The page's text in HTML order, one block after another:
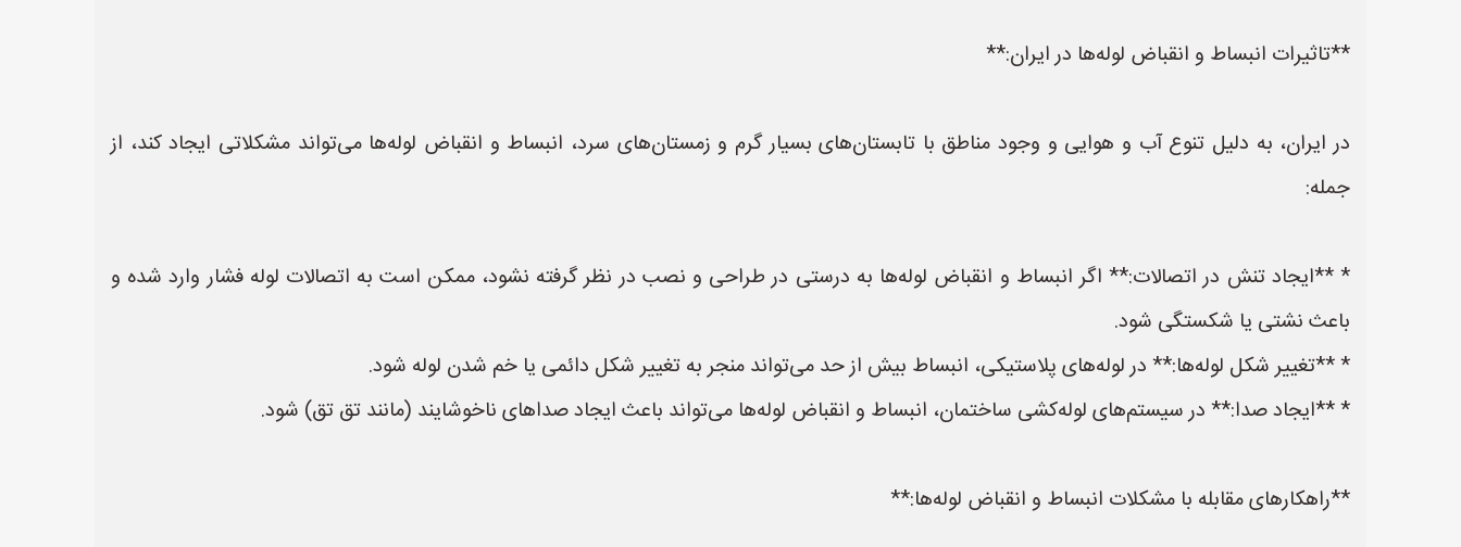
**تاثیرات انبساط و انقباض لوله‌ها در ایران:**
در ایران، به دلیل تنوع آب و هوایی و وجود مناطق با تابستان‌های بسیار گرم و زمستان‌های سرد، انبساط و انقباض لوله‌ها می‌تواند مشکلاتی ایجاد کند، از
جمله:
* **ایجاد تنش در اتصالات:** اگر انبساط و انقباض لوله‌ها به درستی در طراحی و نصب در نظر گرفته نشود، ممکن است به اتصالات لوله فشار وارد شده و
باعث نشتی یا شکستگی شود.
* **تغییر شکل لوله‌ها:** در لوله‌های پلاستیکی، انبساط بیش از حد می‌تواند منجر به تغییر شکل دائمی یا خم شدن لوله شود.
* **ایجاد صدا:** در سیستم‌های لوله‌کشی ساختمان، انبساط و انقباض لوله‌ها می‌تواند باعث ایجاد صداهای ناخوشایند (مانند تق تق) شود.
**راهکارهای مقابله با مشکلات انبساط و انقباض لوله‌ها:**